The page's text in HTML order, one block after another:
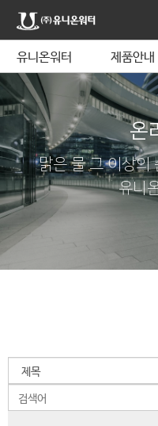
유니온워터 제품안내
온
맑은 물 그 이상의
유니